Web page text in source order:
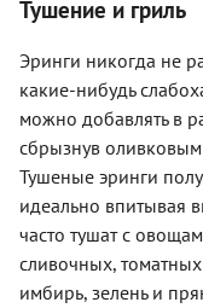
Тушение и гриль
Эринги никогда не
какие-нибудь
можно добавлять в
сбрызнув
Тушеные эринги
идеально впитывая
часто тушат с
сливочных,
имбирь, зелень и